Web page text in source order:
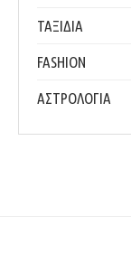
ΤΑΞΙΔΙΑ
FASHION
ΑΣΤΡΟΛΟΓΙΑ